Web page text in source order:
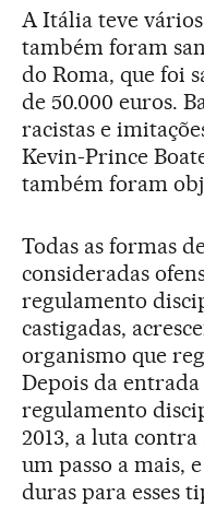
A Itália teve
também foram
do Roma, que foi
de 50.000 euros.
racistas e
Kevin-Prince
também foram
Todas as formas
consideradas
regulamento
castigadas,
organismo que
Depois da
regulamento
2013, a luta
um passo a mais,
duras para esses